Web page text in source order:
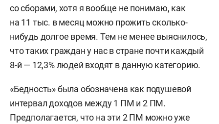
со сборами, хотя я вообще не понимаю, как
на 11 тыс. в месяц можно прожить сколько-
нибудь долгое время. Тем не менее выяснилось,
что таких граждан у нас в стране почти каждый
8-й — 12,3% людей входят в данную категорию.
«Бедность» была обозначена как подушевой
интервал доходов между 1 ПМ и 2 ПМ.
Предполагается, что на эти 2 ПМ можно уже